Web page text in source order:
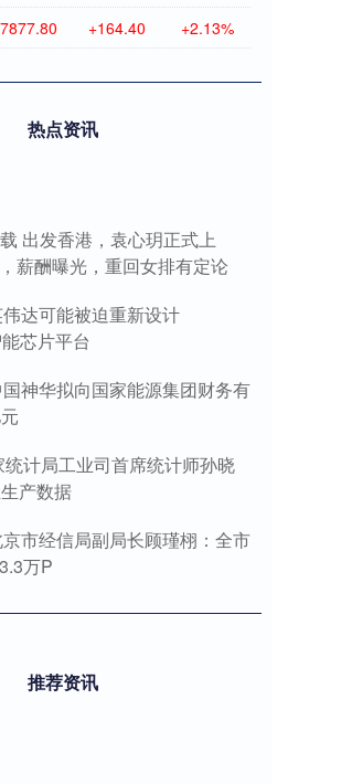
7877.80 +164.40 +2.13%
热点资讯
出发香港，袁心玥正式上
薪酬曝光，重回女排有定论
达可能被迫重新设计
芯片平台
神华拟向国家能源集团财务有
计局工业司首席统计师孙晓
产数据
市经信局副局长顾瑾栩：全市
万P
推荐资讯